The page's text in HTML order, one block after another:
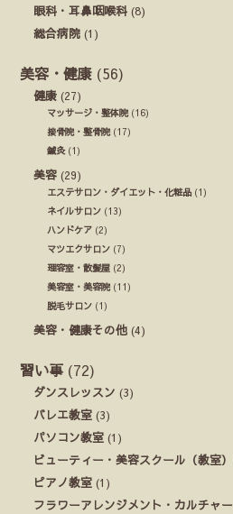
眼科・耳鼻咽喉科 (8)
総合病院 (1)
美容・健康 (56)
健康 (27)
マッサージ・整体院(16)
接骨院・整骨院(17)
鍼灸(1)
美容 (29)
エステサロン・ダイエット・化粧品 (1)
ネイルサロン (13)
ハンドケア (2)
マツエクサロン (7)
理容室・散髪屋 (2)
美容室・美容院(11)
脱毛サロン (1)
美容・健康その他 (4)
習い事 (72)
ダンスレッスン (3)
バレエ教室 (3)
パソコン教室 (1)
ビューティー・美容スクール（教室）
ピアノ教室 (1)
フラワーアレンジメント・カルチャー